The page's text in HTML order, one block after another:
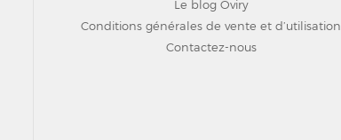
Le blog Oviry
Conditions générales de vente et d’utilisation
Contactez-nous